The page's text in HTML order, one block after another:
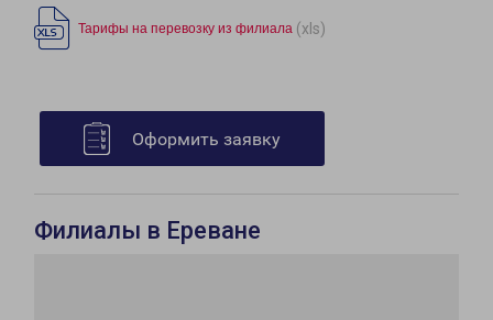
Тарифы на перевозку из филиала (xls)
Оформить заявку
Филиалы в Ереване